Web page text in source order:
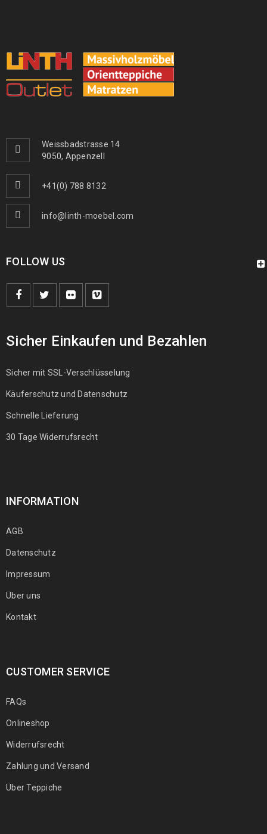
Weissbadstrasse 14
9050, Appenzell
+41(0) 788 8132
info@linth-moebel.com
FOLLOW US
Sicher Einkaufen und Bezahlen
Sicher mit SSL-Verschlüsselung
Käuferschutz und Datenschutz
Schnelle Lieferung
30 Tage Widerrufsrecht
INFORMATION
AGB
Datenschutz
Impressum
Über uns
Kontakt
CUSTOMER SERVICE
FAQs
Onlineshop
Widerrufsrecht
Zahlung und Versand
Über Teppiche